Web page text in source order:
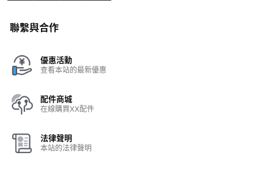
聯繫與合作
優惠活動
查看本站的最新優惠
配件商城
在線購買XX配件
法律聲明
本站的法律聲明